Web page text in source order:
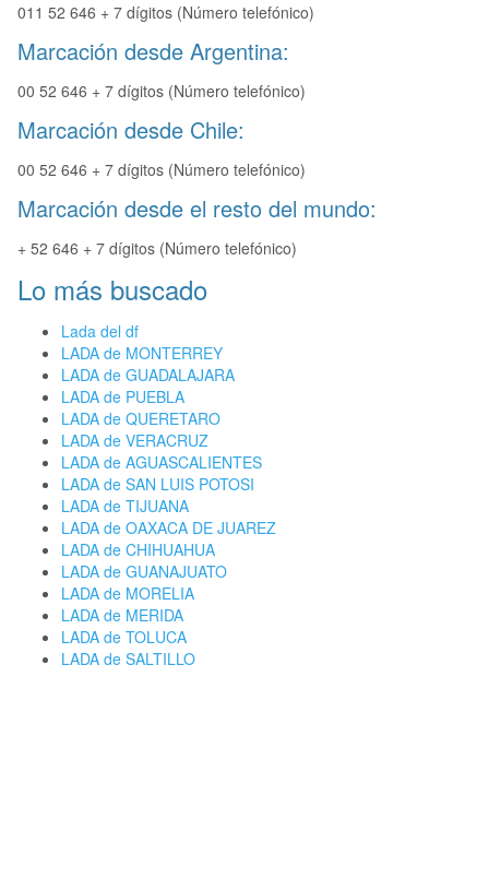
011 52 646 + 7 dígitos (Número telefónico)
Marcación desde Argentina:
00 52 646 + 7 dígitos (Número telefónico)
Marcación desde Chile:
00 52 646 + 7 dígitos (Número telefónico)
Marcación desde el resto del mundo:
+ 52 646 + 7 dígitos (Número telefónico)
Lo más buscado
Lada del df
LADA de MONTERREY
LADA de GUADALAJARA
LADA de PUEBLA
LADA de QUERETARO
LADA de VERACRUZ
LADA de AGUASCALIENTES
LADA de SAN LUIS POTOSI
LADA de TIJUANA
LADA de OAXACA DE JUAREZ
LADA de CHIHUAHUA
LADA de GUANAJUATO
LADA de MORELIA
LADA de MERIDA
LADA de TOLUCA
LADA de SALTILLO